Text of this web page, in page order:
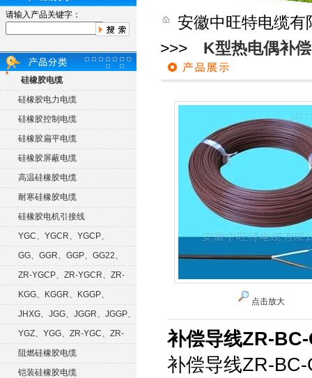
请输入产品关键字：
硅橡胶电缆
硅橡胶电力电缆
硅橡胶控制电缆
硅橡胶扁平电缆
硅橡胶屏蔽电缆
高温硅橡胶电缆
耐寒硅橡胶电缆
硅橡胶电机引接线
YGC、YGCR、YGCP、
YGCRP
GG、GGR、GGP、GG22、
GGRP
ZR-YGCP、ZR-YGCR、ZR-
YGCRP
KGG、KGGR、KGGP、
KGGRP
JHXG、JGG、JGGR、JGGP、
JGGFYGZ、YGG、ZR-YGC、ZR-
KGG阻燃硅橡胶电缆
铠装硅橡胶电缆
安徽中旺特电缆
>>> K型热电偶补
点击放大
补偿导线ZR-
补偿导线ZR-